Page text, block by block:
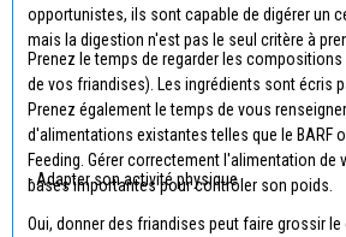
opportunistes, ils sont capable de digérer un
mais la digestion n'est pas le seul critère à
Prenez le temps de regarder les
de vos friandises). Les ingrédients sont écris
Prenez également le temps de vous
d'alimentations existantes telles que le BARF
Feeding. Gérer correctement l'alimentation de
bases importantes pour contrôler son poids.
- Adapter son activité physique
Oui, donner des friandises peut faire grossir